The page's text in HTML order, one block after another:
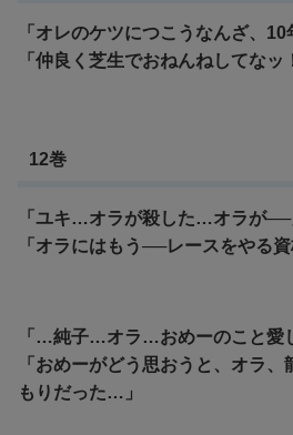
「オレのケツにつこうなんざ、10
「仲良く芝生でおねんねしてなッ
12巻
「ユキ…オラが殺した…オラが──
「オラにはもう──レースをやる
「…純子…オラ…おめーのこと愛
「おめーがどう思おうと、オラ
もりだった…」